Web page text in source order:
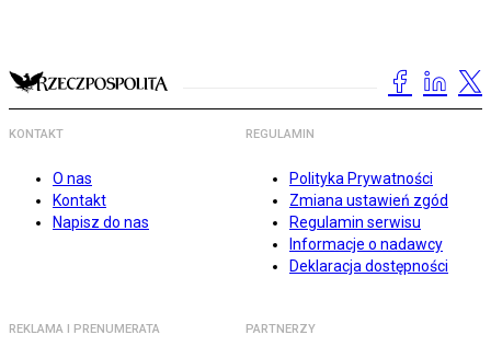
KONTAKT
O nas
Kontakt
Napisz do nas
REGULAMIN
Polityka Prywatności
Zmiana ustawień zgód
Regulamin serwisu
Informacje o nadawcy
Deklaracja dostępności
REKLAMA I PRENUMERATA PARTNERZY